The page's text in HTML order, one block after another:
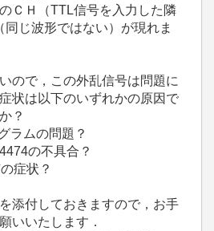
ＣＨ（TTL信号を入力した隣
じ波形ではない）が現れま
ので，この外乱信号は問題に
状は以下のいずれかの原因で
？
ラムの問題？
の不具合？
症状？
添付しておきますので，お手
いいたします．